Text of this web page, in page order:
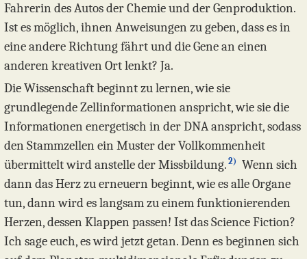
Fahrerin des Autos der Chemie und der Genproduktion.
Ist es möglich, ihnen Anweisungen zu geben, dass es in
eine andere Richtung fährt und die Gene an einen
anderen kreativen Ort lenkt? Ja.
Die Wissenschaft beginnt zu lernen, wie sie
grundlegende Zellinformationen anspricht, wie sie die
Informationen energetisch in der DNA anspricht, sodass
den Stammzellen ein Muster der Vollkommenheit
übermittelt wird anstelle der Missbildung. 2) Wenn sich
dann das Herz zu erneuern beginnt, wie es alle Organe
tun, dann wird es langsam zu ­einem funktionierenden
Herzen, dessen Klappen passen! Ist das Science Fiction?
Ich sage euch, es wird jetzt getan. Denn es beginnen sich